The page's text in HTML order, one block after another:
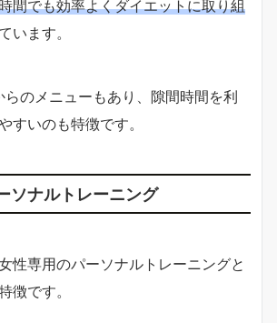
間でも効率よくダイエットに取り組
います。
らのメニューもあり、隙間時間を利
すいのも特徴です。
ソナルトレーニング
性専用のパーソナルトレーニングと
徴です。